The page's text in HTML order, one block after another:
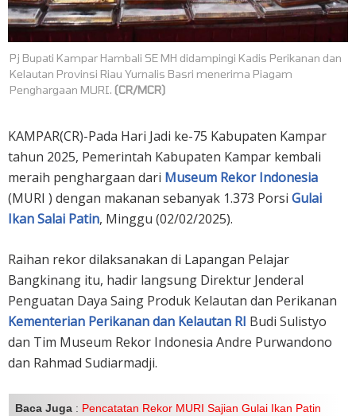
Pj Bupati Kampar Hambali SE MH didampingi Kadis Perikanan dan
Kelautan Provinsi Riau Yurnalis Basri menerima Piagam
Penghargaan MURI. (CR/MCR)
KAMPAR(CR)-Pada Hari Jadi ke-75 Kabupaten Kampar
tahun 2025, Pemerintah Kabupaten Kampar kembali
meraih penghargaan dari Museum Rekor Indonesia
(MURI ) dengan makanan sebanyak 1.373 Porsi Gulai
Ikan Salai Patin, Minggu (02/02/2025).
Raihan rekor dilaksanakan di Lapangan Pelajar
Bangkinang itu, hadir langsung Direktur Jenderal
Penguatan Daya Saing Produk Kelautan dan Perikanan
Kementerian Perikanan dan Kelautan RI Budi Sulistyo
dan Tim Museum Rekor Indonesia Andre Purwandono
dan Rahmad Sudiarmadji.
Baca Juga : Pencatatan Rekor MURI Sajian Gulai Ikan Patin